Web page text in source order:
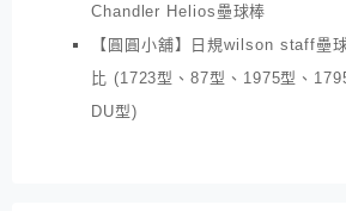
Chandler Helios壘球棒
【圓圓小舖】日規wilson staff壘
比 (1723型、87型、1975型、
DU型)